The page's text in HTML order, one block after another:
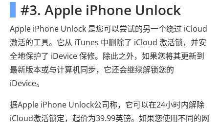
#3. Apple iPhone Unlock
Apple iPhone Unlock 是您可以尝试的另一个绕过 iCloud
激活的工具。它从 iTunes 中删除了 iCloud 激活锁，并安
全地保护了 iDevice 保修。除此之外，如果您将其更新到
最新版本或与计算机同步，它还会继续解锁您的
iDevice。
据Apple iPhone Unlock公司称，它可以在24小时内解除
iCloud激活锁定，起价为39.99英镑。如果您使用不同的网